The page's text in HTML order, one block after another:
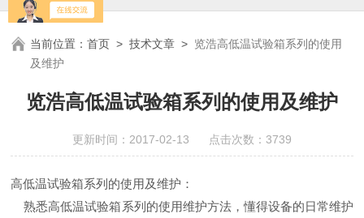
当前位置：首页 >技术文章 > 览浩高低温试验箱系列的使用
及维护
览浩高低温试验箱系列的使用及维护
更新时间：2017-02-13 点击次数：3739
高低温试验箱系列的使用及维护：
熟悉高低温试验箱系列的使用维护方法，懂得设备的日常维护